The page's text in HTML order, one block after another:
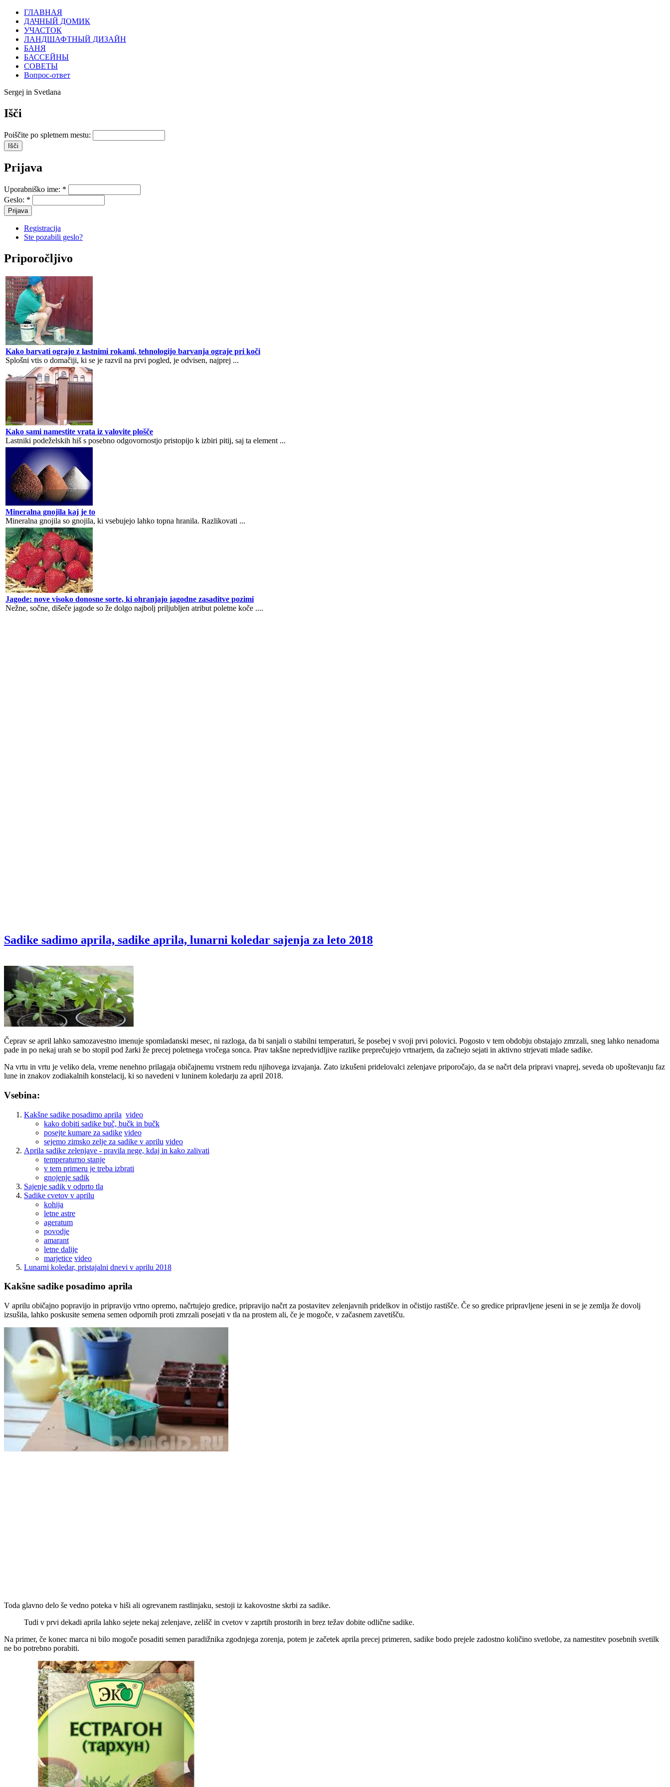
ГЛАВНАЯ
ДАЧНЫЙ ДОМИК
УЧАСТОК
ЛАНДШАФТНЫЙ ДИЗАЙН
БАНЯ
БАССЕЙНЫ
СОВЕТЫ
Вопрос-ответ
Sergej in Svetlana
Išči
Poiščite po spletnem mestu:
Prijava
Uporabniško ime: *
Geslo: *
Registracija
Ste pozabili geslo?
Priporočljivo
Kako barvati ograjo z lastnimi rokami, tehnologijo barvanja ograje pri koči
Splošni vtis o domačiji, ki se je razvil na prvi pogled, je odvisen, najprej ...
Kako sami namestite vrata iz valovite plošče
Lastniki podeželskih hiš s posebno odgovornostjo pristopijo k izbiri pitij, saj ta element ...
Mineralna gnojila kaj je to
Mineralna gnojila so gnojila, ki vsebujejo lahko topna hranila. Razlikovati ...
Jagode: nove visoko donosne sorte, ki ohranjajo jagodne zasaditve pozimi
Nežne, sočne, dišeče jagode so že dolgo najbolj priljubljen atribut poletne koče ....
Sadike sadimo aprila, sadike aprila, lunarni koledar sajenja za leto 2018
Čeprav se april lahko samozavestno imenuje spomladanski mesec, ni razloga, da bi sanjali o stabilni temperaturi, še posebej v svoji prvi polovici. Pogosto v tem obdobju obstajajo zmrzali, sneg lahko nenadoma
pade in po nekaj urah se bo stopil pod žarki že precej poletnega vročega sonca. Prav takšne nepredvidljive razlike preprečujejo vrtnarjem, da začnejo sejati in aktivno strjevati mlade sadike.
Na vrtu in vrtu je veliko dela, vreme nenehno prilagaja običajnemu vrstnem redu njihovega izvajanja. Zato izkušeni pridelovalci zelenjave priporočajo, da se načrt dela pripravi vnaprej, seveda ob upoštevanju faz
lune in znakov zodiakalnih konstelacij, ki so navedeni v luninem koledarju za april 2018.
Vsebina:
Kakšne sadike posadimo aprila video
kako dobiti sadike buč, bučk in bučk
posejte kumare za sadike video
sejemo zimsko zelje za sadike v aprilu video
Aprila sadike zelenjave - pravila nege, kdaj in kako zalivati
temperaturno stanje
v tem primeru je treba izbrati
gnojenje sadik
Sajenje sadik v odprto tla
Sadike cvetov v aprilu
kohija
letne astre
ageratum
povodje
amarant
letne dalije
marjetice video
Lunarni koledar, pristajalni dnevi v aprilu 2018
Kakšne sadike posadimo aprila
V aprilu običajno popravijo in pripravijo vrtno opremo, načrtujejo gredice, pripravijo načrt za postavitev zelenjavnih pridelkov in očistijo rastišče. Če so gredice pripravljene jeseni in se je zemlja že dovolj
izsušila, lahko poskusite semena semen odpornih proti zmrzali posejati v tla na prostem ali, če je mogoče, v začasnem zavetišču.
Toda glavno delo še vedno poteka v hiši ali ogrevanem rastlinjaku, sestoji iz kakovostne skrbi za sadike.
Tudi v prvi dekadi aprila lahko sejete nekaj zelenjave, zelišč in cvetov v zaprtih prostorih in brez težav dobite odlične sadike.
Na primer, če konec marca ni bilo mogoče posaditi semen paradižnika zgodnjega zorenja, potem je začetek aprila precej primeren, sadike bodo prejele zadostno količino svetlobe, za namestitev posebnih svetilk
ne bo potrebno porabiti.